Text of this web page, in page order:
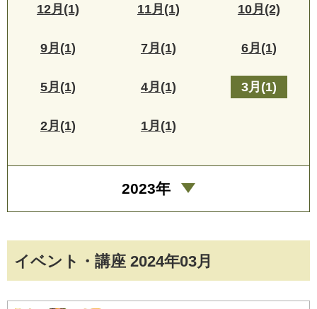
イベント・講座 2024年03月
12月(1) 11月(1) 10月(2)
9月(1) 7月(1) 6月(1)
5月(1) 4月(1) 3月(1)
2月(1) 1月(1)
2023年